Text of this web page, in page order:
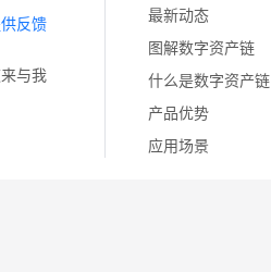
最新动态
图解数字资产链
什么是数字资产链
产品优势
应用场景
反馈
与我